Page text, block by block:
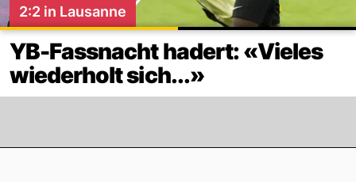
2:2 in Lausanne
YB-Fassnacht hadert: «Vieles
wiederholt sich...»